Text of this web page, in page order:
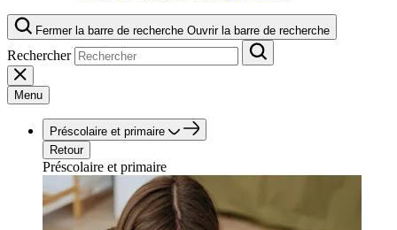
Fermer la barre de recherche Ouvrir la barre de recherche
Rechercher
Menu
Préscolaire et primaire
Retour
Préscolaire et primaire